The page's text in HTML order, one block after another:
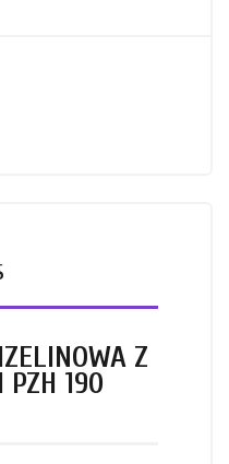
Z
PZH 190